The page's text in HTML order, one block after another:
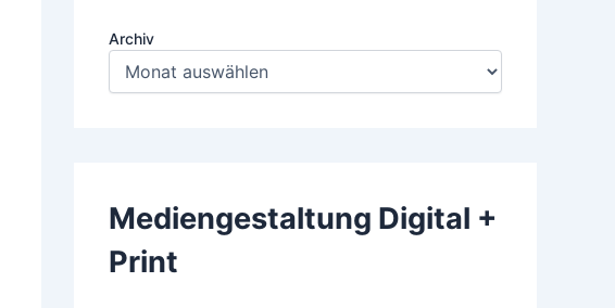
Archiv
Mediengestaltung Digital +
Print